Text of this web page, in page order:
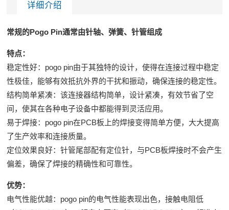
详细介绍
常规的Pogo Pin通常由针轴、弹簧、针管组成
特点：
稳定性好：pogo pin由于其独特的设计，使得在连接过程中稳定
性极佳，能够有效抵抗外界的干扰和振动，确保连接的稳定性。
结构简单紧凑：该连接器结构简单，设计紧凑，有效节省了空
间，使其在各种电子设备中都能得到灵活应用。
易于焊接：pogo pin在PCB板上的焊接变得简单方便，大大提高
了生产效率和连接质量。
定位效果良好：针管尾部配有定位针，与PCB板焊接时不会产生
偏差，确保了焊接的精确性和可靠性。
优势：
电气性能优越：pogo pin的电气性能表现出色，接触电阻低